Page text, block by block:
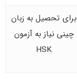
برای تحصیل به زبان
چینی نیاز به آزمون
HSK